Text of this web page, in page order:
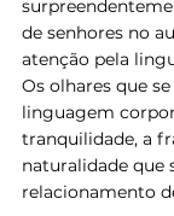
de senhores no
atenção pela
Os olhares que
linguagem
tranquilidade, a
naturalidade que
relacionamento